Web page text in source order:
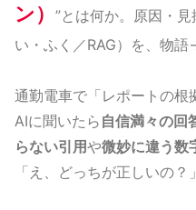
ン）
”とは何か。原因・見
い・ふく／RAG）を、物
通勤電車で「レポートの根
AIに聞いたら 自信満々の回
らない引用や微妙に違う数
「え、どっちが正しいの？